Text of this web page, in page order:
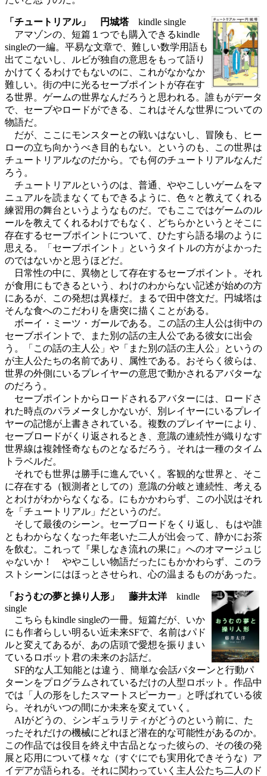
「チュートリアル」 円城塔kindle single
アマゾンの、短篇１つでも購入できるkindle
singleの一編。平易な文章で、難しい数学用語も
出てこないし、ルビが独自の意思をもって語り
かけてくるわけでもないのに、これがなかなか
難しい。街の中に光るセーブポイントが存在す
る世界。ゲームの世界なんだろうと思われる。誰もがデータ
で、セーブやロードができる、これはそんな世界についての
物語だ。
だが、ここにモンスターとの戦いはないし、冒険も、ヒー
ローの立ち向かうべき目的もない。というのも、この世界は
チュートリアルなのだから。でも何のチュートリアルなんだ
ろう。
チュートリアルというのは、普通、ややこしいゲームをマ
ニュアルを読まなくてもできるように、色々と教えてくれる
練習用の舞台というようなものだ。でもここではゲームのル
ールを教えてくれるわけでもなく、どちらかというとそこに
存在するセーブポイントについて、ひたすら語る場のように
思える。「セーブポイント」というタイトルの方がよかった
のではないかと思うほどだ。
日常性の中に、異物として存在するセーブポイント。それ
が食用にもできるという、わけのわからない記述が始めの方
にあるが、この発想は異様だ。まるで田中啓文だ。円城塔は
そんな食へのこだわりを唐突に描くことがある。
ボーイ・ミーツ・ガールである。この話の主人公は街中の
セーブポイントで、また別の話の主人公である彼女に出会
う。「この話の主人公」や「また別の話の主人公」というの
が主人公たちの名前であり、属性である。おそらく彼らは、
世界の外側にいるプレイヤーの意思で動かされるアバターな
のだろう。
セーブポイントからロードされるアバターには、ロードさ
れた時点のパラメータしかないが、別レイヤーにいるプレイ
ヤーの記憶が上書きされている。複数のプレイヤーにより、
セーブロードがくり返されるとき、意識の連続性が織りなす
世界線は複雑怪奇なものとなるだろう。それは一種のタイム
トラベルだ。
それでも世界は勝手に進んでいく。客観的な世界と、そこ
に存在する（観測者としての）意識の分岐と連続性、考える
とわけがわからなくなる。にもかかわらず、この小説はそれ
を「チュートリアル」だというのだ。
そして最後のシーン。セーブロードをくり返し、もはや誰
ともわからなくなった年老いた二人が出会って、静かにお茶
を飲む。これって『果しなき流れの果に』へのオマージュじ
ゃないか！ ややこしい物語だったにもかかわらず、このラ
ストシーンにはほっとさせられ、心の温まるものがあった。
「おうむの夢と操り人形」 藤井太洋kindle
single
こちらもkindle singleの一冊。短篇だが、いか
にも作者らしい明るい近未来SFで、名前はパド
ルと変えてあるが、あの店頭で愛想を振りまい
ているロボット君の未来のお話だ。
SF的な人工知能とは違う、簡単な会話パターンと行動パ
ターンをプログラムされているだけの人型ロボット。作品中
では「人の形をしたスマートスピーカー」と呼ばれている彼
ら。それがいつの間にか未来を変えていく。
AIがどうの、シンギュラリティがどうのという前に、た
ったそれだけの機械にどれほど潜在的な可能性があるのか。
この作品では役目を終え中古品となった彼らの、その後の発
展と応用について様々な（すぐにでも実用化できそうな）ア
イデアが語られる。それに関わっていく主人公たち二人のド